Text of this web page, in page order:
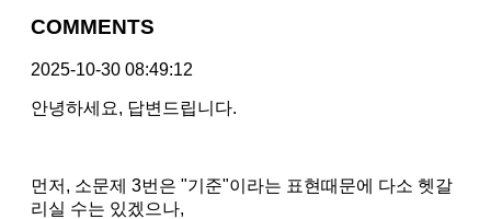
COMMENTS
2025-10-30 08:49:12
안녕하세요, 답변드립니다.
먼저, 소문제 3번은 "기준"이라는 표현때문에 다소 헷갈
리실 수는 있겠으나,